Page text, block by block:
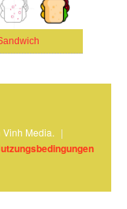
Media. |